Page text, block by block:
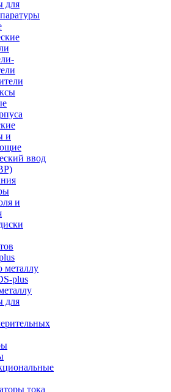
для
и
ввод
и
металлу
plus
для
тока